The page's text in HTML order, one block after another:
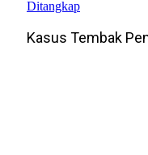
Kasus Tembak